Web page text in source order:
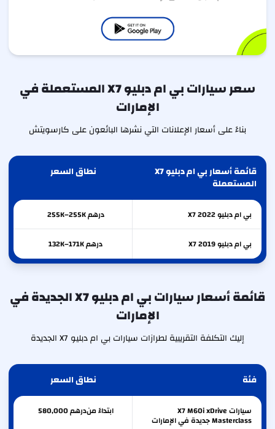
سعر سيارات بي ام دبليو X7 المستعملة في
الإمارات
بناءً على أسعار الإعلانات التي نشرها البائعون على كارسويتش
قائمة أسعار بي ام دبليو X7
المستعملة
نطاق السعر
بي ام دبليو X72022 درهم 255K–255K
بي ام دبليو X72019 درهم 132K–171K
قائمة أسعار سيارات بي ام دبليو X7 الجديدة في
الإمارات
إليك التكلفة التقريبية لطرازات سيارات بي ام دبليو X7 الجديدة
فئة نطاق السعر
سيارات X7 M60i xDrive
Masterclass جديدة في الإمارات
ابتداءً من 580,000درهم